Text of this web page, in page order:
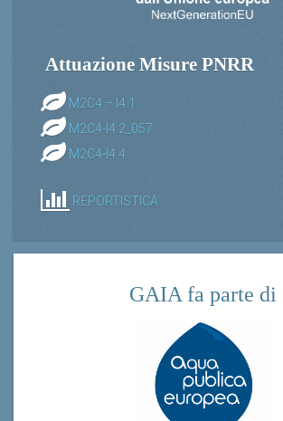
Attuazione Misure PNRR
M2C4 – I4.1
M2C4-I4.2_057
M2C4-I4.4
REPORTISTICA
GAIA fa parte di